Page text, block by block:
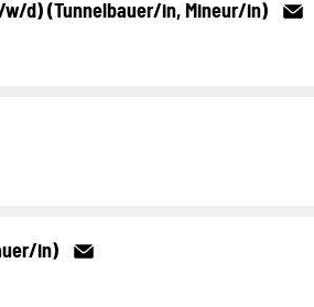
d) (Tunnelbauer/in, Mineur/in)
in)